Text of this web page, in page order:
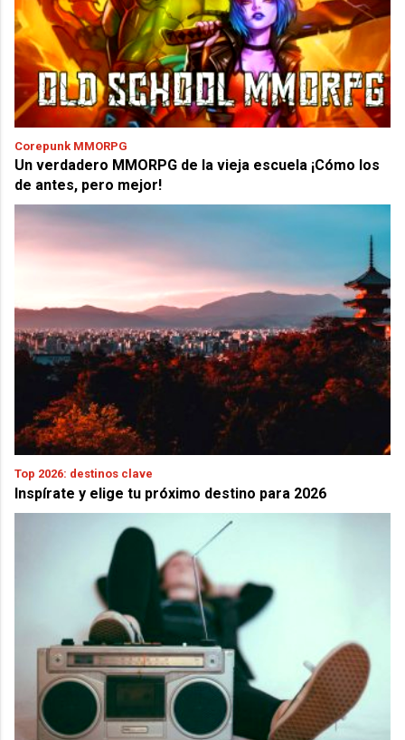
Corepunk MMORPG
Un verdadero MMORPG de la vieja escuela ¡Cómo los
de antes, pero mejor!
Top 2026: destinos clave
Inspírate y elige tu próximo destino para 2026